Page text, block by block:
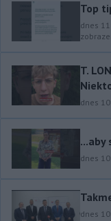
Top
dnes
T.
dnes
...aby
dnes
dnes